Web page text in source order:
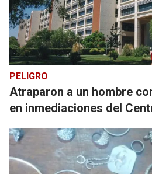
PELIGRO
Atraparon a un hombre
en inmediaciones del